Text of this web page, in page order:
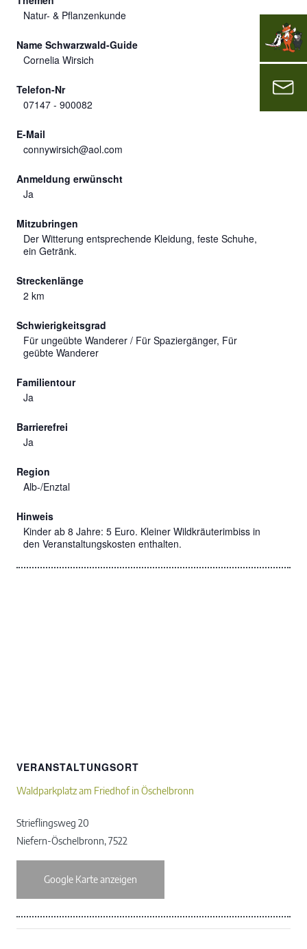
Natur- & Pflanzenkunde
Name Schwarzwald-Guide
Cornelia Wirsich
Telefon-Nr
07147 - 900082
E-Mail
connywirsich@aol.com
Anmeldung erwünscht
Ja
Mitzubringen
Der Witterung entsprechende Kleidung, feste Schuhe,
ein Getränk.
Streckenlänge
2 km
Schwierigkeitsgrad
Für ungeübte Wanderer / Für Spaziergänger, Für
geübte Wanderer
Familientour
Ja
Barrierefrei
Ja
Region
Alb-/Enztal
Hinweis
Kinder ab 8 Jahre: 5 Euro. Kleiner Wildkräuterimbiss in
den Veranstaltungskosten enthalten.
VERANSTALTUNGSORT
Waldparkplatz am Friedhof in Öschelbronn
Strieflingsweg 20
Niefern-Öschelbronn,7522
Google Karte anzeigen